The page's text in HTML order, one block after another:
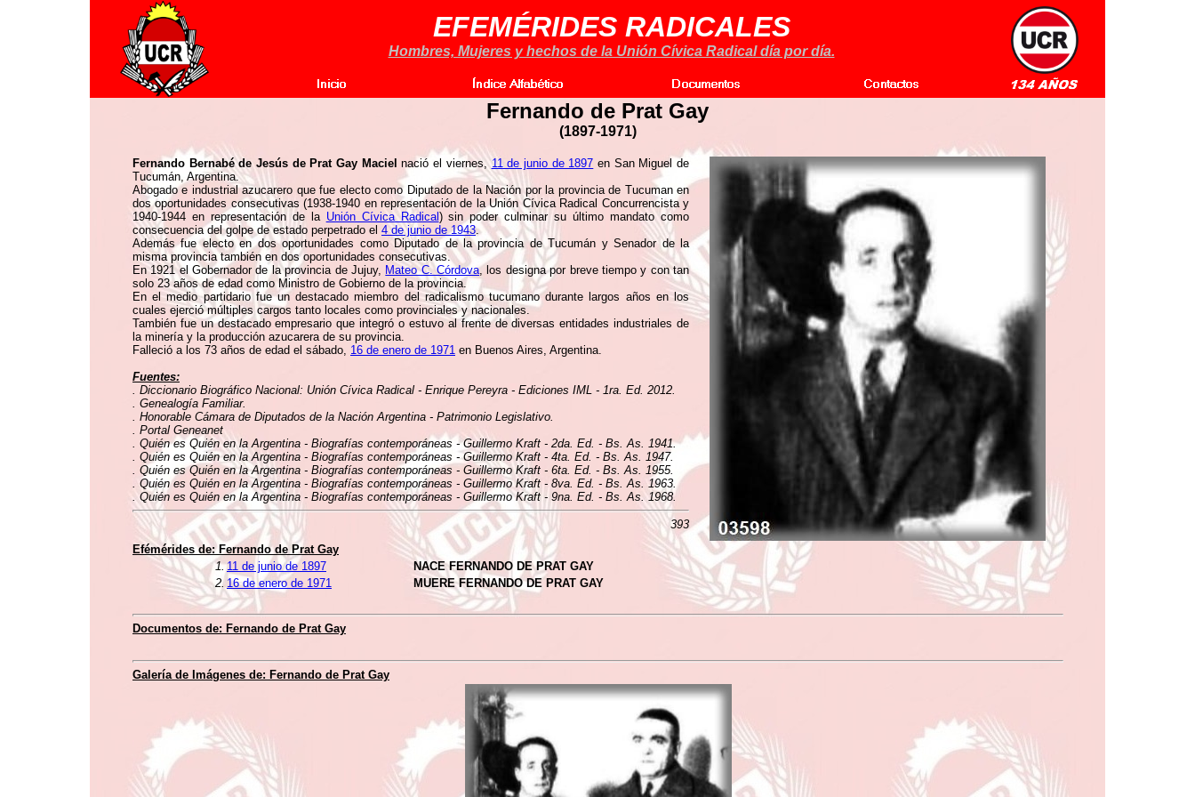
EFEMÉRIDES RADICALES
Hombres, Mujeres y hechos de la Unión Cívica Radical día por día.
Fernando de Prat Gay
(1897-1971)
Fernando Bernabé de Jesús de Prat Gay Maciel nació el viernes,11 de junio de 1897 en San Miguel de
Tucumán, Argentina.
Abogado e industrial azucarero que fue electo como Diputado de la Nación por la provincia de Tucuman en
dos oportunidades consecutivas (1938-1940 en representación de la Unión Cívica Radical Concurrencista y
1940-1944 en representación de la Unión Cívica Radical) sin poder culminar su último mandato como
consecuencia del golpe de estado perpetrado el 4 de junio de 1943.
Además fue electo en dos oportunidades como Diputado de la provincia de Tucumán y Senador de la
misma provincia también en dos oportunidades consecutivas.
En 1921 el Gobernador de la provincia de Jujuy, Mateo C. Córdova, los designa por breve tiempo y con tan
solo 23 años de edad como Ministro de Gobierno de la provincia.
En el medio partidario fue un destacado miembro del radicalismo tucumano durante largos años en los
cuales ejerció múltiples cargos tanto locales como provinciales y nacionales.
También fue un destacado empresario que integró o estuvo al frente de diversas entidades industriales de
la minería y la producción azucarera de su provincia.
Falleció a los 73 años de edad el sábado, 16 de enero de 1971 en Buenos Aires, Argentina.
Fuentes:
. Diccionario Biográfico Nacional: Unión Cívica Radical - Enrique Pereyra - Ediciones IML - 1ra. Ed. 2012.
. Genealogía Familiar.
. Honorable Cámara de Diputados de la Nación Argentina - Patrimonio Legislativo.
. Portal Geneanet
. Quién es Quién en la Argentina - Biografías contemporáneas - Guillermo Kraft - 2da. Ed. - Bs. As. 1941.
. Quién es Quién en la Argentina - Biografías contemporáneas - Guillermo Kraft - 4ta. Ed. - Bs. As. 1947.
. Quién es Quién en la Argentina - Biografías contemporáneas - Guillermo Kraft - 6ta. Ed. - Bs. As. 1955.
. Quién es Quién en la Argentina - Biografías contemporáneas - Guillermo Kraft - 8va. Ed. - Bs. As. 1963.
. Quién es Quién en la Argentina - Biografías contemporáneas - Guillermo Kraft - 9na. Ed. - Bs. As. 1968.
393
Efémérides de: Fernando de Prat Gay
1. 11 de junio de 1897
NACE FERNANDO DE PRAT GAY
2. 16 de enero de 1971 MUERE FERNANDO DE PRAT GAY
Documentos de: Fernando de Prat Gay
Galería de Imágenes de: Fernando de Prat Gay